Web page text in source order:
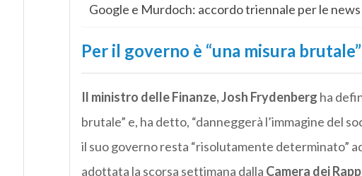
Google e Murdoch: accordo triennale per le news
Per il governo è “una misura brutale”
Il ministro delle Finanze, Josh Frydenberg ha
brutale” e, ha detto, “danneggerà l’immagine del
il suo governo resta “risolutamente determinato”
adottata la scorsa settimana dalla Camera dei